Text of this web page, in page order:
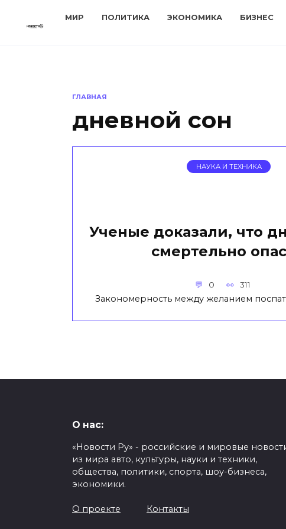
МИР ПОЛИТИКА ЭКОНОМИКА БИЗНЕС
ГЛАВНАЯ
дневной сон
НАУКА И ТЕХНИКА
Ученые доказали, что
смертельно
0 311
Закономерность между желанием
О нас:
«Новости Ру» - российские и мировые
из мира авто, культуры, науки и техники,
общества, политики, спорта, шоу-бизнеса,
экономики.
О проекте Контакты